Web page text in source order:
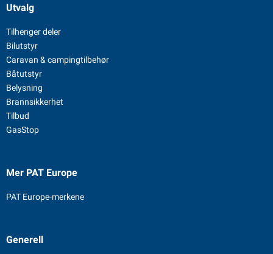
Utvalg
Tilhenger deler
Bilutstyr
Caravan & campingtilbehør
Båtutstyr
Belysning
Brannsikkerhet
Tilbud
GasStop
Mer PAT Europe
PAT Europe-merkene
Generell